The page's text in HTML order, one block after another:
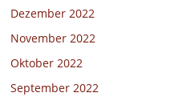
Dezember 2022
November 2022
Oktober 2022
September 2022